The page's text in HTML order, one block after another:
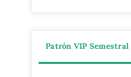
Patrón VIP Semestral